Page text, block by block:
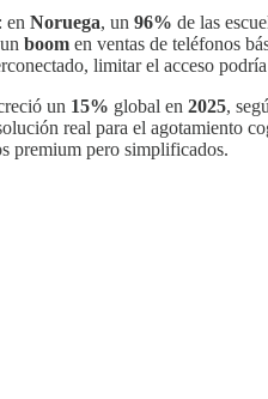
en Noruega, un 96% de las
boom en ventas de teléfonos
limitar el acceso
un 15% global en 2025,
real para el agotamiento
premium pero simplificados.